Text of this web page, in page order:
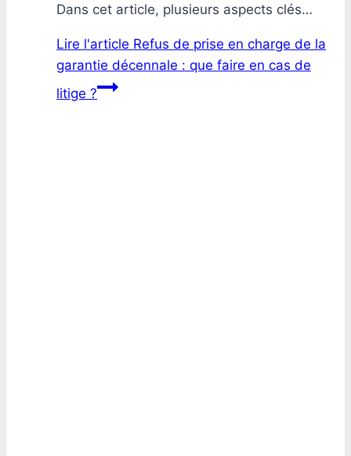
Dans cet article, plusieurs aspects clés…
Lire l'article Refus de prise en charge de la
garantie décennale : que faire en cas de
litige ?